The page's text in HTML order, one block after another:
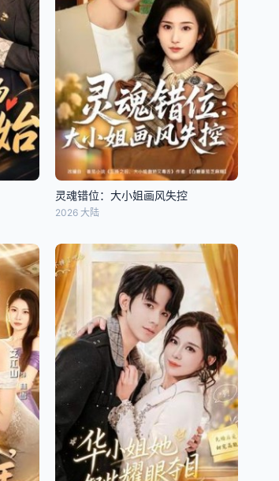
灵魂错位：大小姐画风失控
2026 大陆